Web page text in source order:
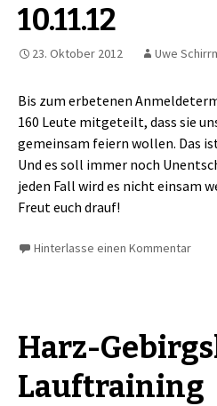
10.11.12
23. Oktober 2012 Uwe
Bis zum erbetenen
160 Leute mitgeteilt, dass sie
gemeinsam feiern wollen. Das
Und es soll immer noch
jeden Fall wird es nicht einsam
Freut euch drauf!
Hinterlasse einen Kommentar
Harz-
Lauftraining